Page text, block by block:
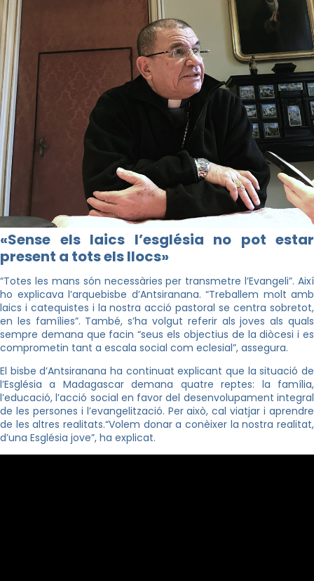
«Sense els laics l’església no pot estar
present a tots els llocs»
“Totes les mans són necessàries per transmetre l’Evangeli”. Així
ho explicava l’arquebisbe d’Antsiranana. “Treballem molt amb
laics i catequistes i la nostra acció pastoral se centra sobretot,
en les famílies”. També, s’ha volgut referir als joves als quals
sempre demana que facin “seus els objectius de la diòcesi i es
comprometin tant a escala social com eclesial”, assegura.
El bisbe d’Antsiranana ha continuat explicant que la situació de
l’Església a Madagascar demana quatre reptes: la família,
l’educació, l’acció social en favor del desenvolupament integral
de les persones i l’evangelització. Per això, cal viatjar i aprendre
de les altres realitats.“Volem donar a conèixer la nostra realitat,
d’una Església jove”, ha explicat.